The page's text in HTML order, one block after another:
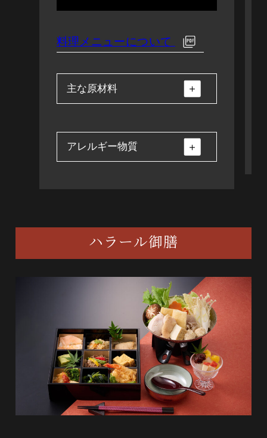
料理メニューについて
主な原材料
和牛・白菜・長葱・えのき・
アレルギー物質
ハラール御膳